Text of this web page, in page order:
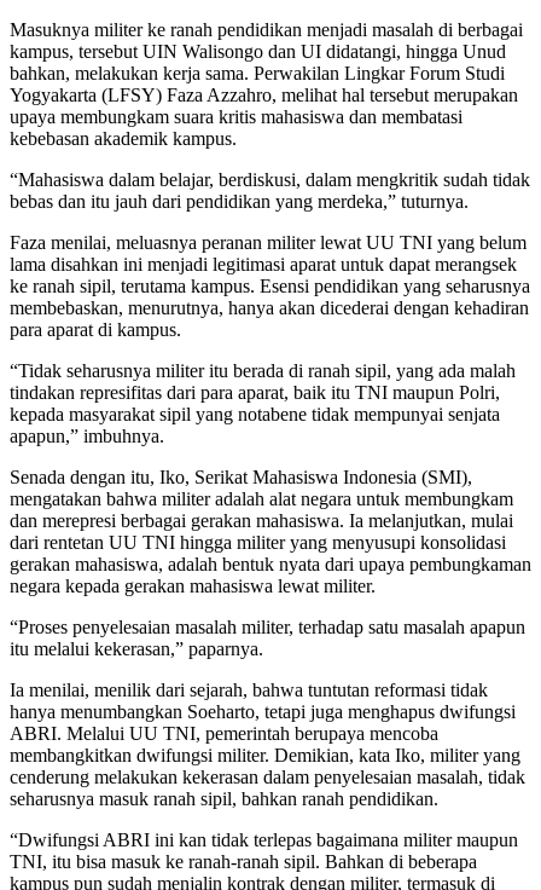
Masuknya militer ke ranah pendidikan menjadi masalah di berbagai
kampus, tersebut UIN Walisongo dan UI didatangi, hingga Unud
bahkan, melakukan kerja sama. Perwakilan Lingkar Forum Studi
Yogyakarta (LFSY) Faza Azzahro, melihat hal tersebut merupakan
upaya membungkam suara kritis mahasiswa dan membatasi
kebebasan akademik kampus.
“Mahasiswa dalam belajar, berdiskusi, dalam mengkritik sudah tidak
bebas dan itu jauh dari pendidikan yang merdeka,” tuturnya.
Faza menilai, meluasnya peranan militer lewat UU TNI yang belum
lama disahkan ini menjadi legitimasi aparat untuk dapat merangsek
ke ranah sipil, terutama kampus. Esensi pendidikan yang seharusnya
membebaskan, menurutnya, hanya akan dicederai dengan kehadiran
para aparat di kampus.
“Tidak seharusnya militer itu berada di ranah sipil, yang ada malah
tindakan represifitas dari para aparat, baik itu TNI maupun Polri,
kepada masyarakat sipil yang notabene tidak mempunyai senjata
apapun,” imbuhnya.
Senada dengan itu, Iko, Serikat Mahasiswa Indonesia (SMI),
mengatakan bahwa militer adalah alat negara untuk membungkam
dan merepresi berbagai gerakan mahasiswa. Ia melanjutkan, mulai
dari rentetan UU TNI hingga militer yang menyusupi konsolidasi
gerakan mahasiswa, adalah bentuk nyata dari upaya pembungkaman
negara kepada gerakan mahasiswa lewat militer.
“Proses penyelesaian masalah militer, terhadap satu masalah apapun
itu melalui kekerasan,” paparnya.
Ia menilai, menilik dari sejarah, bahwa tuntutan reformasi tidak
hanya menumbangkan Soeharto, tetapi juga menghapus dwifungsi
ABRI. Melalui UU TNI, pemerintah berupaya mencoba
membangkitkan dwifungsi militer. Demikian, kata Iko, militer yang
cenderung melakukan kekerasan dalam penyelesaian masalah, tidak
seharusnya masuk ranah sipil, bahkan ranah pendidikan.
“Dwifungsi ABRI ini kan tidak terlepas bagaimana militer maupun
TNI, itu bisa masuk ke ranah-ranah sipil. Bahkan di beberapa
kampus pun sudah menjalin kontrak dengan militer, termasuk di